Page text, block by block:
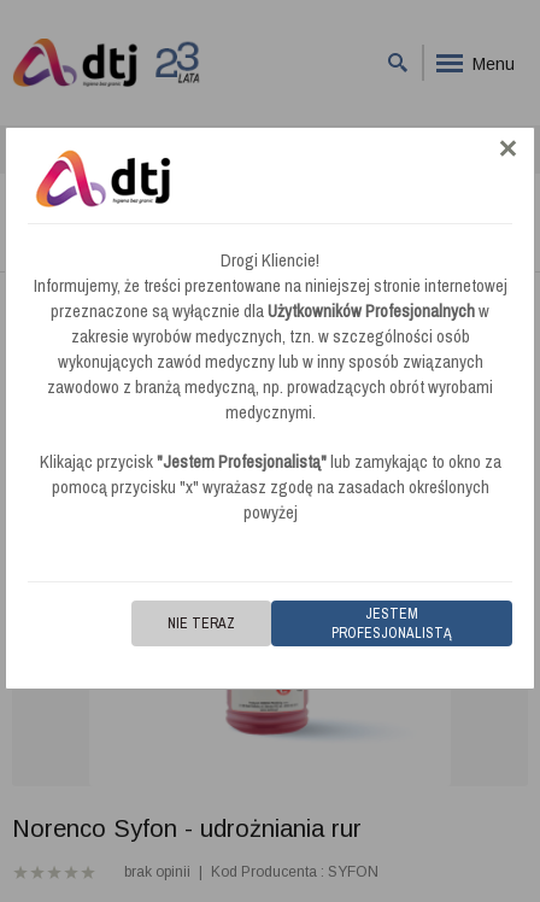
Menu
Przetwórstwo Spożywcze
Norenco Syfon - udrożniania rur
brak opinii Kod Producenta : SYFON
Drogi Kliencie!
Informujemy, że treści prezentowane na niniejszej stronie internetowej
przeznaczone są wyłącznie dlaUżytkowników Profesjonalnychw
zakresie wyrobów medycznych, tzn. w szczególności osób
wykonujących zawód medyczny lub w inny sposób związanych
zawodowo z branżą medyczną, np. prowadzących obrót wyrobami
medycznymi.
Klikając przycisk"Jestem Profesjonalistą"lub zamykając to okno za
pomocą przycisku "x" wyrażasz zgodę na zasadach określonych
powyżej
JESTEM
PROFESJONALISTĄ
NIE TERAZ